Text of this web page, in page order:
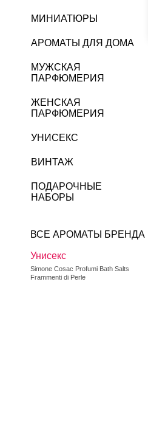
МИНИАТЮРЫ
АРОМАТЫ ДЛЯ ДОМА
МУЖСКАЯ
ПАРФЮМЕРИЯ
ЖЕНСКАЯ
ПАРФЮМЕРИЯ
УНИСЕКС
ВИНТАЖ
ПОДАРОЧНЫЕ
НАБОРЫ
ВСЕ АРОМАТЫ БРЕНДА
Унисекс
Simone Cosac Profumi Bath Salts
Frammenti di Perle